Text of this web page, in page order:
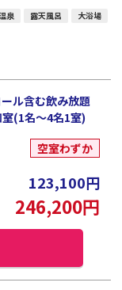
泉 露天風呂 大浴場
ル含む飲み放題
(1名～4名1室)
空室わずか
123,100円
246,200円